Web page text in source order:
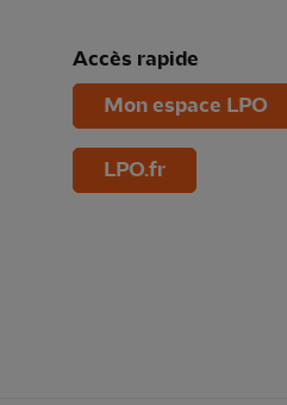
Accès rapide
Mon espace LPO
LPO.fr